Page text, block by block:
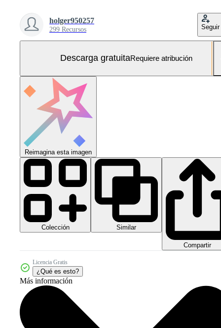
holger950257
299 Recursos Seguir
Descarga gratuitaRequiere atribución
Reimagina esta imagen
Colección Similar
Compartir
Licencia Gratis
¿Qué es esto?
Más información